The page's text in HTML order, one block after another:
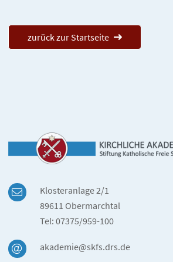
zurück zur Startseite
Klosteranlage 2/1
89611 Obermarchtal
Tel: 07375/959-100
akademie@skfs.drs.de